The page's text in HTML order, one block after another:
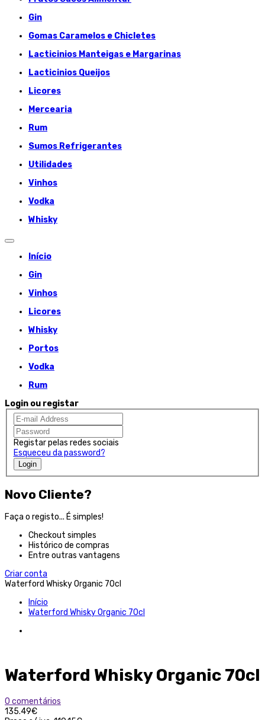
Gin
Gomas Caramelos e Chicletes
Lacticinios Manteigas e Margarinas
Lacticinios Queijos
Licores
Mercearia
Rum
Sumos Refrigerantes
Utilidades
Vinhos
Vodka
Whisky
Início
Gin
Vinhos
Licores
Whisky
Portos
Vodka
Rum
Login ou registar
Registar pelas redes sociais
Esqueceu da password?
Login
Novo Cliente?
Faça o registo... É simples!
Checkout simples
Histórico de compras
Entre outras vantagens
Criar conta
Waterford Whisky Organic 70cl
Início
Waterford Whisky Organic 70cl
Waterford Whisky Organic 70cl
0 comentários
135.49€